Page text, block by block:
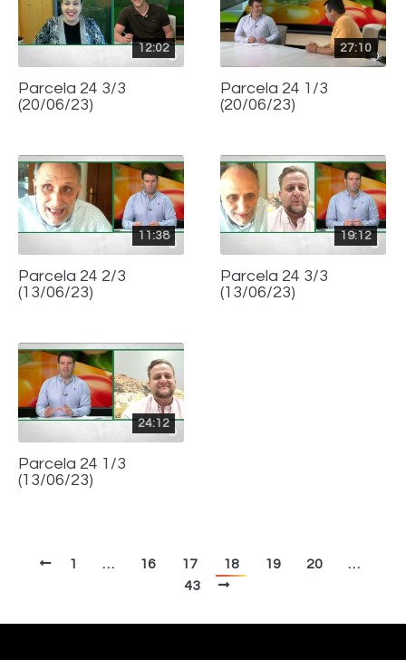
12:02
Parcela 24 3/3
(20/06/23)
27:10
Parcela 24 1/3
(20/06/23)
11:38
Parcela 24 2/3
(13/06/23)
19:12
Parcela 24 3/3
(13/06/23)
24:12
Parcela 24 1/3
(13/06/23)
1 … 16 17 18 19 20
…
43